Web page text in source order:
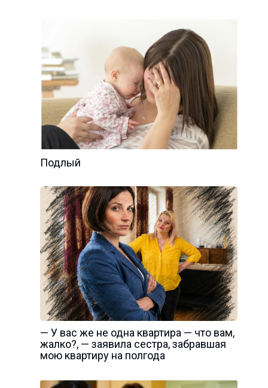
Подлый
— У вас же не одна квартира — что вам,
жалко?, — заявила сестра, забравшая
мою квартиру на полгода